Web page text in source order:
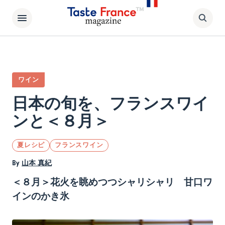
ワイン
日本の旬を、フランスワイ
ンと＜８月＞
夏レシピ フランスワイン
By 山本 真紀
＜８月＞花火を眺めつつシャリシャリ 甘口ワ
インのかき氷